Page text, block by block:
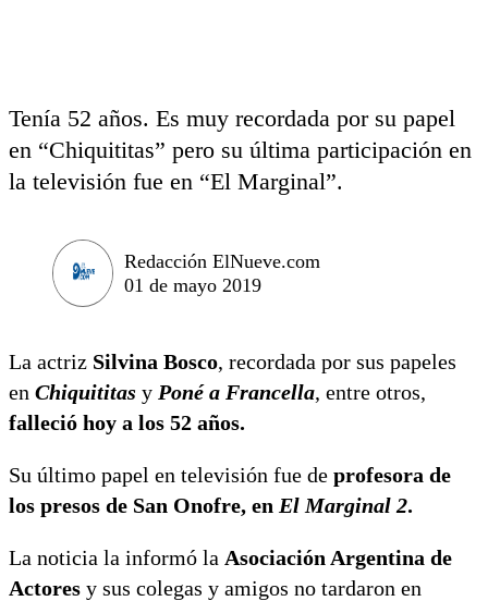
Tenía 52 años. Es muy recordada por su papel
en “Chiquititas” pero su última participación en
la televisión fue en “El Marginal”.
Redacción ElNueve.com
01 de mayo 2019
La actriz Silvina Bosco, recordada por sus papeles
en Chiquititas y Poné a Francella, entre otros,
falleció hoy a los 52 años.
Su último papel en televisión fue de profesora de
los presos de San Onofre, en El Marginal 2.
La noticia la informó la Asociación Argentina de
Actores y sus colegas y amigos no tardaron en